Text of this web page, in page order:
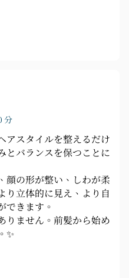
分
アスタイルを整えるだけ
とバランスを保つことに
顔の形が整い、しわが柔
り立体的に見え、より自
できます。
りません。前髪から始め
✨